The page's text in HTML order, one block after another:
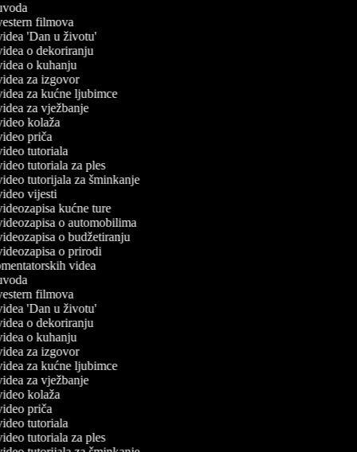
filmova
'Dan u životu'
o dekoriranju
o kuhanju
za izgovor
za kućne ljubimce
za vježbanje
kolaža
priča
tutoriala
tutoriala za ples
tutorijala za šminkanje
vijesti
kućne ture
o automobilima
o budžetiranju
o prirodi
videa
filmova
'Dan u životu'
o dekoriranju
o kuhanju
za izgovor
za kućne ljubimce
za vježbanje
kolaža
priča
tutoriala
tutoriala za ples